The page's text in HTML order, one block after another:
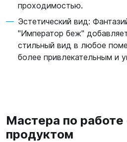
проходимостью.
Эстетический вид:
"Император беж"
стильный вид в любое
более привлекательным и
Мастера по
продуктом